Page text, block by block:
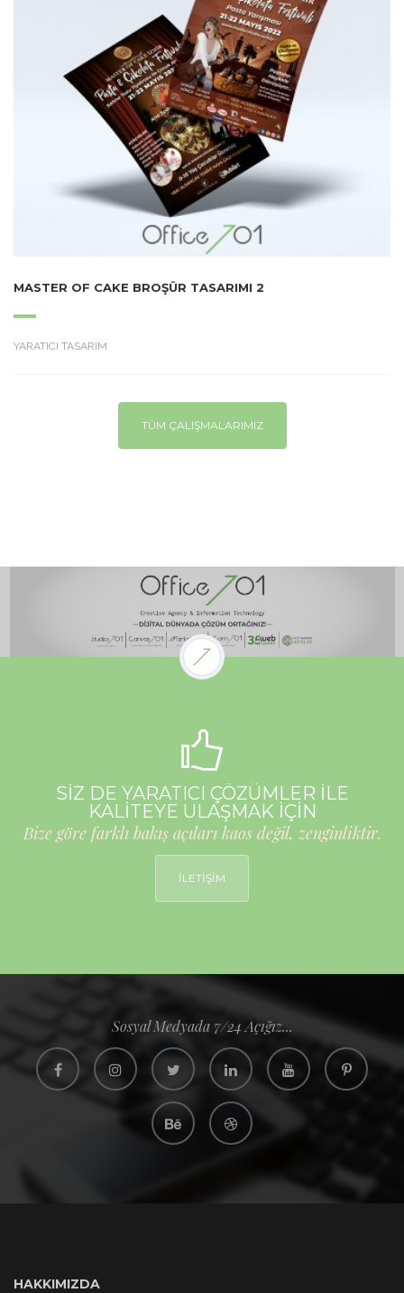
MASTER OF CAKE BROŞÜR TASARIMI 2
YARATICI TASARIM
TÜM ÇALIŞMALARIMIZ
SİZ DE YARATICI ÇÖZÜMLER İLE
KALİTEYE ULAŞMAK İÇİN
Bize göre farklı bakış açıları kaos değil, zenginliktir.
İLETİŞİM
Sosyal Medyada 7/24 Açığız...
HAKKIMIZDA